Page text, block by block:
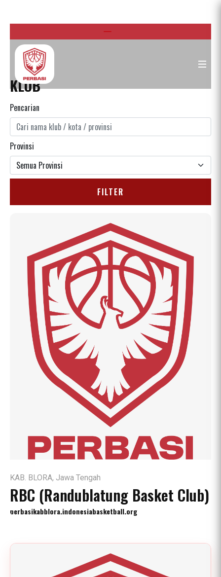
KLUB
Pencarian
Provinsi
FILTER
KAB. BLORA, Jawa Tengah
RBC (Randublatung Basket Club)
perbasikabblora.indonesiabasketball.org